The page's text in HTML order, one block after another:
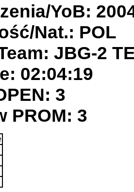
YoB:
Nat.: POL
JBG-2
02:04:19
3
PROM: 3